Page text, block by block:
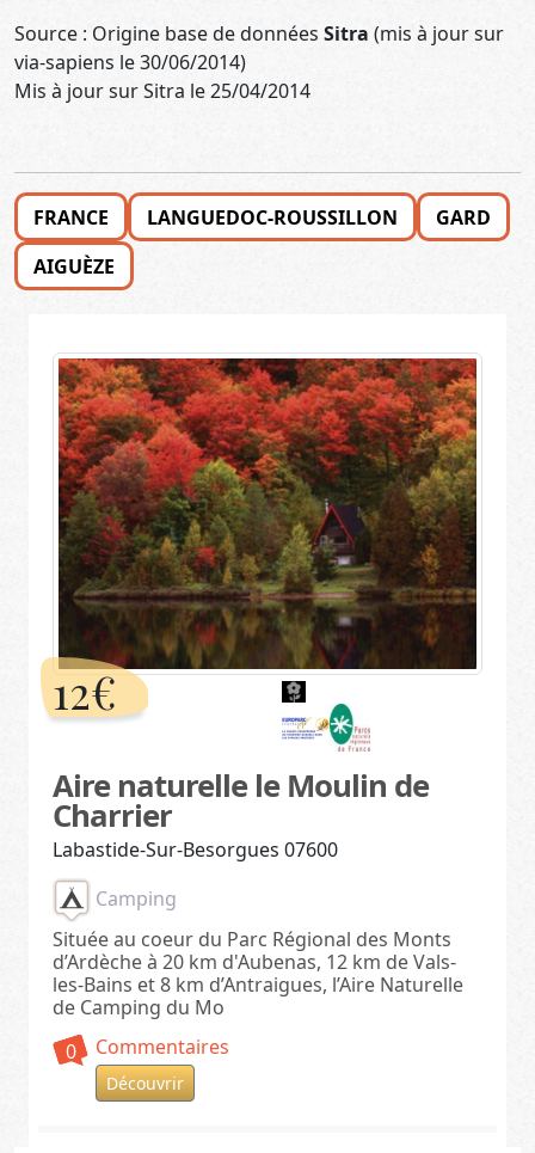
Source : Origine base de données Sitra (mis à jour sur
via-sapiens le 30/06/2014)
Mis à jour sur Sitra le 25/04/2014
FRANCE LANGUEDOC-ROUSSILLON
GARD
AIGUÈZE
12€
Aire naturelle le Moulin de
Charrier
Labastide-Sur-Besorgues 07600
Camping
Située au coeur du Parc Régional des Monts
d’Ardèche à 20 km d'Aubenas, 12 km de Vals-
les-Bains et 8 km d’Antraigues, l’Aire Naturelle
de Camping du Mo
0
Commentaires
Découvrir